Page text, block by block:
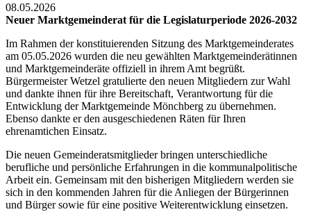
08.05.2026
Neuer Marktgemeinderat für die Legislaturperiode 2026-2032
Im Rahmen der konstituierenden Sitzung des Marktgemeinderates
am 05.05.2026 wurden die neu gewählten Marktgemeinderätinnen
und Marktgemeinderäte offiziell in ihrem Amt begrüßt.
Bürgermeister Wetzel gratulierte den neuen Mitgliedern zur Wahl
und dankte ihnen für ihre Bereitschaft, Verantwortung für die
Entwicklung der Marktgemeinde Mönchberg zu übernehmen.
Ebenso dankte er den ausgeschiedenen Räten für Ihren
ehrenamtichen Einsatz.
Die neuen Gemeinderatsmitglieder bringen unterschiedliche
berufliche und persönliche Erfahrungen in die kommunalpolitische
Arbeit ein. Gemeinsam mit den bisherigen Mitgliedern werden sie
sich in den kommenden Jahren für die Anliegen der Bürgerinnen
und Bürger sowie für eine positive Weiterentwicklung einsetzen.